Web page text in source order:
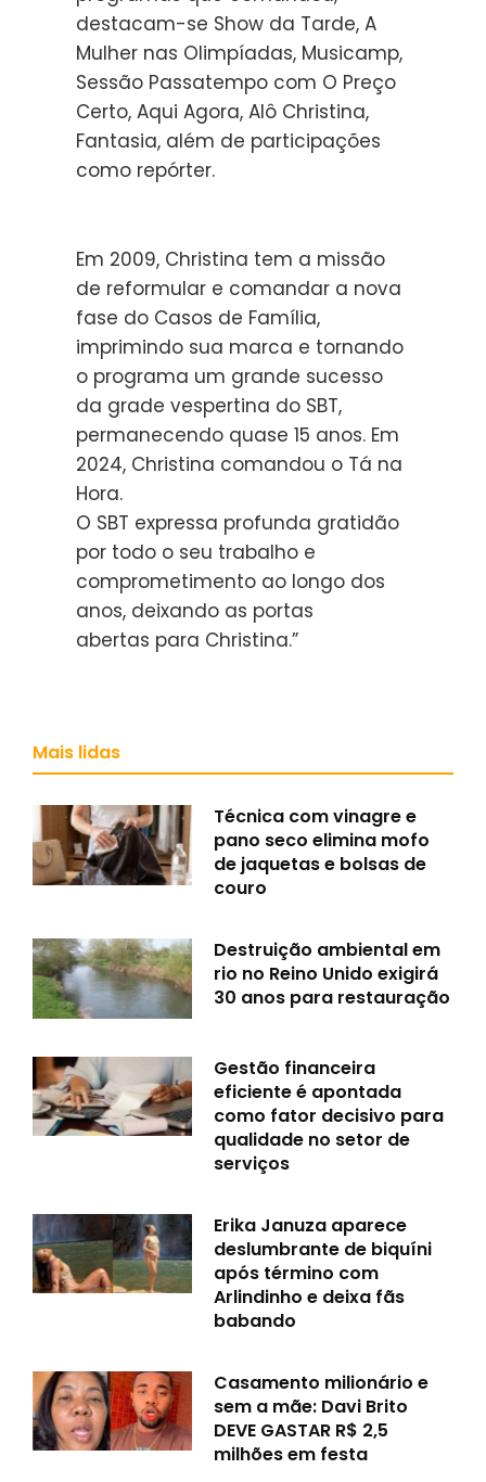
destacam-se Show da Tarde, A
Mulher nas Olimpíadas, Musicamp,
Sessão Passatempo com O Preço
Certo, Aqui Agora, Alô Christina,
Fantasia, além de participações
como repórter.
Em 2009, Christina tem a missão
de reformular e comandar a nova
fase do Casos de Família,
imprimindo sua marca e tornando
o programa um grande sucesso
da grade vespertina do SBT,
permanecendo quase 15 anos. Em
2024, Christina comandou o Tá na
Hora.
O SBT expressa profunda gratidão
por todo o seu trabalho e
comprometimento ao longo dos
anos, deixando as portas
abertas para Christina.”
Mais lidas
Técnica com vinagre e
pano seco elimina mofo
de jaquetas e bolsas de
couro
Destruição ambiental em
rio no Reino Unido exigirá
30 anos para restauração
Gestão financeira
eficiente é apontada
como fator decisivo para
qualidade no setor de
serviços
Erika Januza aparece
deslumbrante de biquíni
após término com
Arlindinho e deixa fãs
babando
Casamento milionário e
sem a mãe: Davi Brito
DEVE GASTAR R$ 2,5
milhões em festa